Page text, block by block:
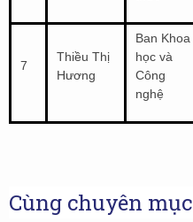
7
Thiều Thị
Hương
Ban Khoa
học và
Công
nghệ
Cùng chuyên mục